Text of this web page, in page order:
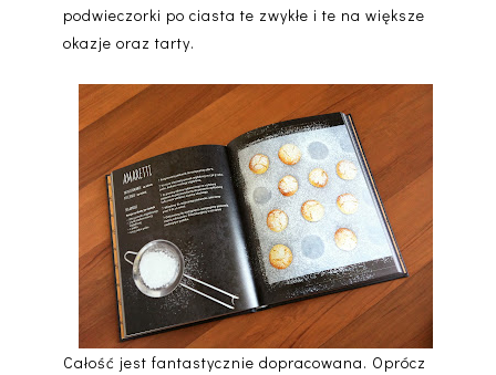
podwieczorki po ciasta te zwykłe i te na większe
okazje oraz tarty.
Całość jest fantastycznie dopracowana. Oprócz